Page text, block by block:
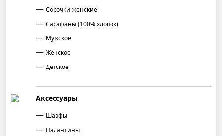
Сорочки женские
Сарафаны (100% хлопок)
Мужское
Женское
Детское
Аксессуары
Шарфы
Палантины